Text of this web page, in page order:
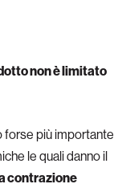
non è limitato
forse più importante
le quali danno il
contrazione